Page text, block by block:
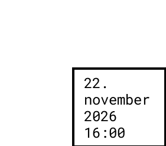
22.
november
2026
16:00